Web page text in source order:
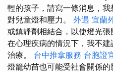
輕的孩子，請寫一條消息，
對兒童燈和壓力。 外遇 宜蘭
或鎮靜劑相結合，以使燈光張
在心理疾病的情況下，我不
治療。 台中推拿服務 台胞證
燈籠幼苗也可能受社會關係的